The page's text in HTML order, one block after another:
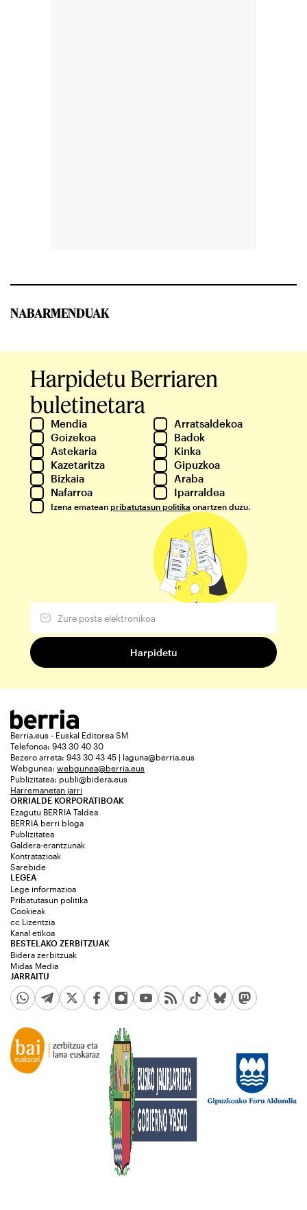
NABARMENDUAK
Harpidetu Berriaren
buletinetara
Mendia
Arratsaldekoa
Goizekoa
Badok
Astekaria
Kinka
Kazetaritza
Gipuzkoa
Bizkaia
Araba
Nafarroa
Iparraldea
Izena ematean pribatutasun politika onartzen duzu.
Berria.eus - Euskal Editorea SM
Telefonoa: 943 30 40 30
Bezero arreta: 943 30 43 45 | laguna@berria.eus
Webgunea: webgunea@berria.eus
Publizitatea: publi@bidera.eus
Harremanetan jarri
ORRIALDE KORPORATIBOAK
Ezagutu BERRIA Taldea
BERRIA berri bloga
Publizitatea
Galdera-erantzunak
Kontratazioak
Sarebide
JARRAITU
LEGEA
Lege informazioa
Pribatutasun politika
Cookieak
cc Lizentzia
Kanal etikoa
BESTELAKO ZERBITZUAK
Bidera zerbitzuak
Midas Media